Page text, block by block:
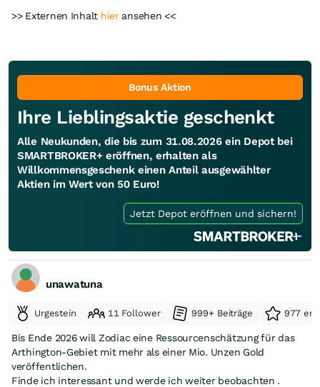
>> Externen Inhalt hier ansehen <<
Bonus Aktion
Ihre Lieblingsaktie geschenkt
Alle Neukunden, die bis zum 31.08.2026 ein Depot bei
SMARTBROKER+ eröffnen, erhalten als
Willkommensgeschenk einen Anteil ausgewählter
Aktien im Wert von 50 Euro!
Jetzt Depot eröffnen und sichern!
unawatuna
Urgestein 11 Follower 999+ Beiträge 977
Bis Ende 2026 will Zodiac eine Ressourcenschätzung für das
Arthington-Gebiet mit mehr als einer Mio. Unzen Gold
veröffentlichen.
Finde ich interessant und werde ich weiter beobachten .